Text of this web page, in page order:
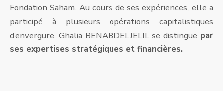
Fondation Saham. Au cours de ses expériences, elle a
participé à plusieurs opérations capitalistiques
d’envergure. Ghalia BENABDELJELIL se distingue par
ses expertises stratégiques et financières.